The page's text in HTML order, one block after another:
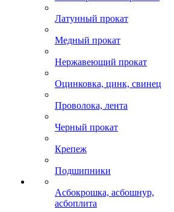
Латунный прокат
Медный прокат
Нержавеющий прокат
Оцинковка, цинк, свинец
Проволока, лента
Черный прокат
Крепеж
Подшипники
Асбокрошка, асбошнур,
асбоплита